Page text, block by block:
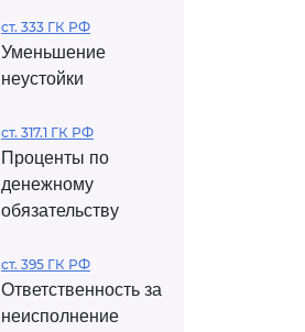
ст. 333 ГК РФ
Уменьшение
неустойки
ст. 317.1 ГК РФ
Проценты по
денежному
обязательству
ст. 395 ГК РФ
Ответственность за
неисполнение